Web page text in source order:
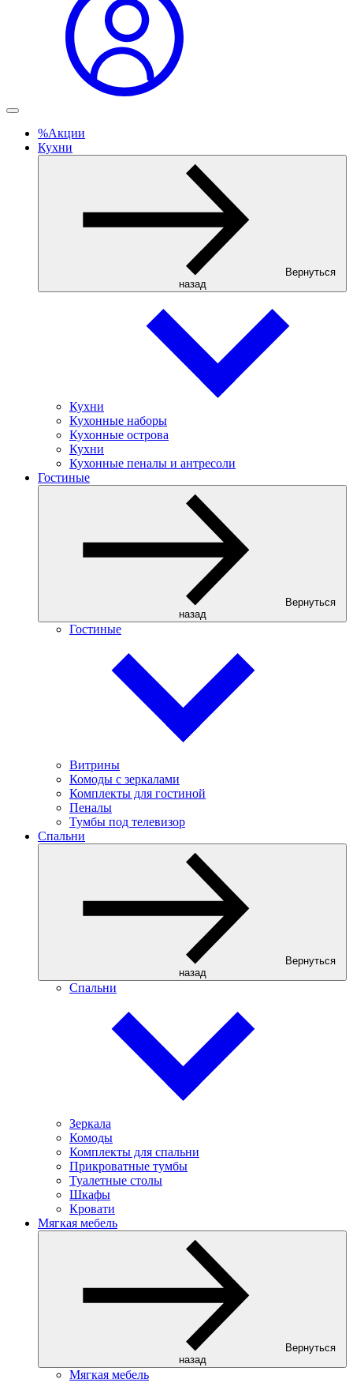
%Акции
Кухни
Вернуться
назад
Кухни
Кухонные наборы
Кухонные острова
Кухни
Кухонные пеналы и антресоли
Гостиные
Вернуться
назад
Гостиные
Витрины
Комоды с зеркалами
Комплекты для гостиной
Пеналы
Тумбы под телевизор
Спальни
Вернуться
назад
Спальни
Зеркала
Комоды
Комплекты для спальни
Прикроватные тумбы
Туалетные столы
Шкафы
Кровати
Мягкая мебель
Вернуться
назад
Мягкая мебель